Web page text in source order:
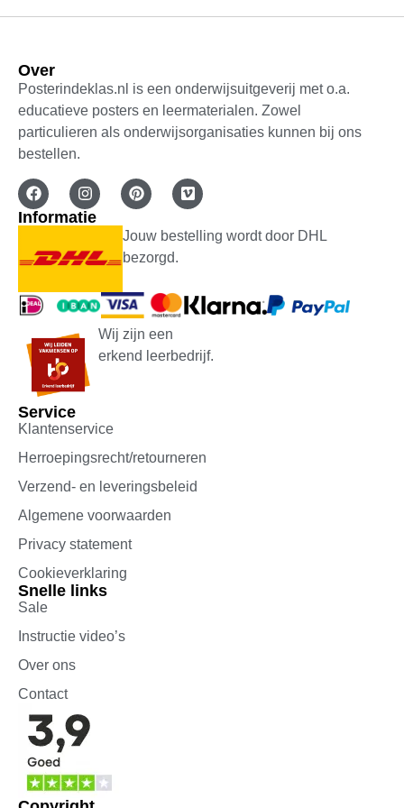
Over
Posterindeklas.nl is een onderwijsuitgeverij met o.a.
educatieve posters en leermaterialen. Zowel
particulieren als onderwijsorganisaties kunnen bij ons
bestellen.
Informatie
Jouw bestelling wordt door DHL
bezorgd.
Wij zijn een
erkend leerbedrijf.
Service
Klantenservice
Herroepingsrecht/retourneren
Verzend- en leveringsbeleid
Algemene voorwaarden
Privacy statement
Cookieverklaring
Snelle links
Sale
Instructie video’s
Over ons
Contact